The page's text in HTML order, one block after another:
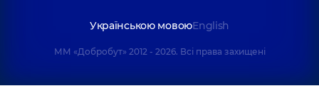
Українською мовоюEnglish
ММ «Добробут» 2012 - 2026. Всі права захищені